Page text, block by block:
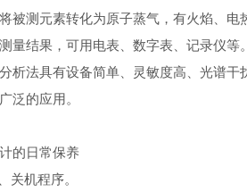
测元素转化为原子蒸气，有火焰、电
量结果，可用电表、数字表、记录仪等。
法具有设备简单、灵敏度高、光谱干
泛的应用。
日常保养
机程序。